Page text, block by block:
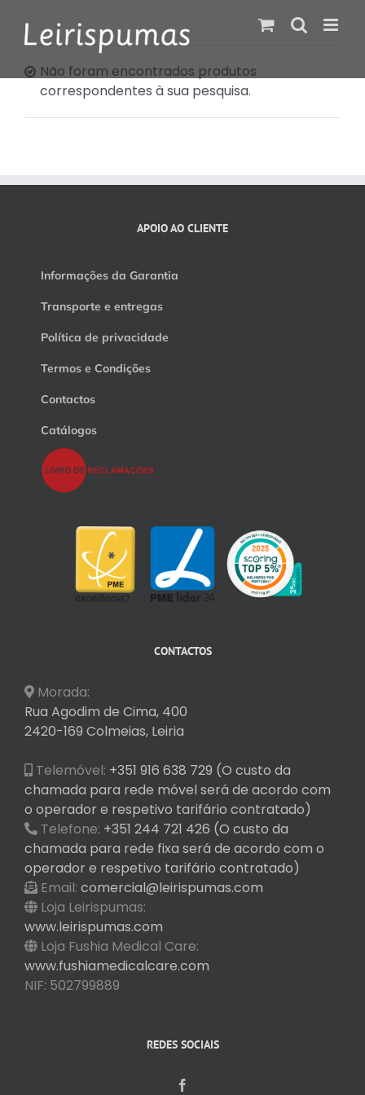
content
Não foram encontrados produtos
correspondentes à sua pesquisa.
APOIO AO CLIENTE
Informações da Garantia
Transporte e entregas
Política de privacidade
Termos e Condições
Contactos
Catálogos
CONTACTOS
Morada:
Rua Agodim de Cima, 400
2420-169 Colmeias, Leiria
Telemóvel: +351 916 638 729 (O custo da
chamada para rede móvel será de acordo com
o operador e respetivo tarifário contratado)
Telefone: +351 244 721 426 (O custo da
chamada para rede fixa será de acordo com o
operador e respetivo tarifário contratado)
Email: comercial@leirispumas.com
Loja Leirispumas:
www.leirispumas.com
Loja Fushia Medical Care:
www.fushiamedicalcare.com
NIF: 502799889
REDES SOCIAIS